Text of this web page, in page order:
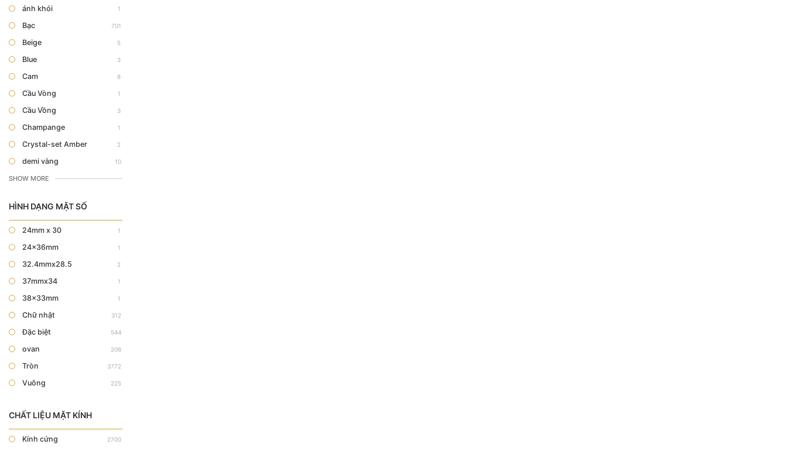
ánh khói 1
Bạc 701
Beige 5
Blue 3
Cam 8
Cầu Vòng 1
Cầu Vồng 3
Champange 1
Crystal-set Amber 2
demi vàng 10
SHOW MORE
HÌNH DẠNG MẶT SỐ
24mm x 30 1
24x36mm 1
32.4mmx28.5 2
37mmx34 1
38x33mm 1
Chữ nhật 312
Đặc biệt 544
ovan 206
Tròn 3772
Vuông 225
CHẤT LIỆU MẶT KÍNH
Kính cứng 2700